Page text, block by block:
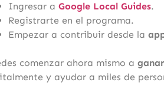
Ingresar aGoogle Local Guides.
Registrarte en el programa.
Empezar a contribuir desde la
comenzar ahora mismo a
y ayudar a miles de